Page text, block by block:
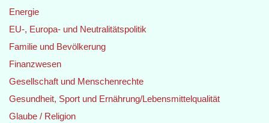
Energie
EU-, Europa- und Neutralitätspolitik
Familie und Bevölkerung
Finanzwesen
Gesellschaft und Menschenrechte
Gesundheit, Sport und Ernährung/Lebensmittelqualität
Glaube / Religion